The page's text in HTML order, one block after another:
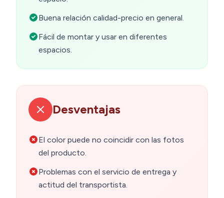
Buena relación calidad-precio en general.
Fácil de montar y usar en diferentes
espacios.
Desventajas
El color puede no coincidir con las fotos
del producto.
Problemas con el servicio de entrega y
actitud del transportista.